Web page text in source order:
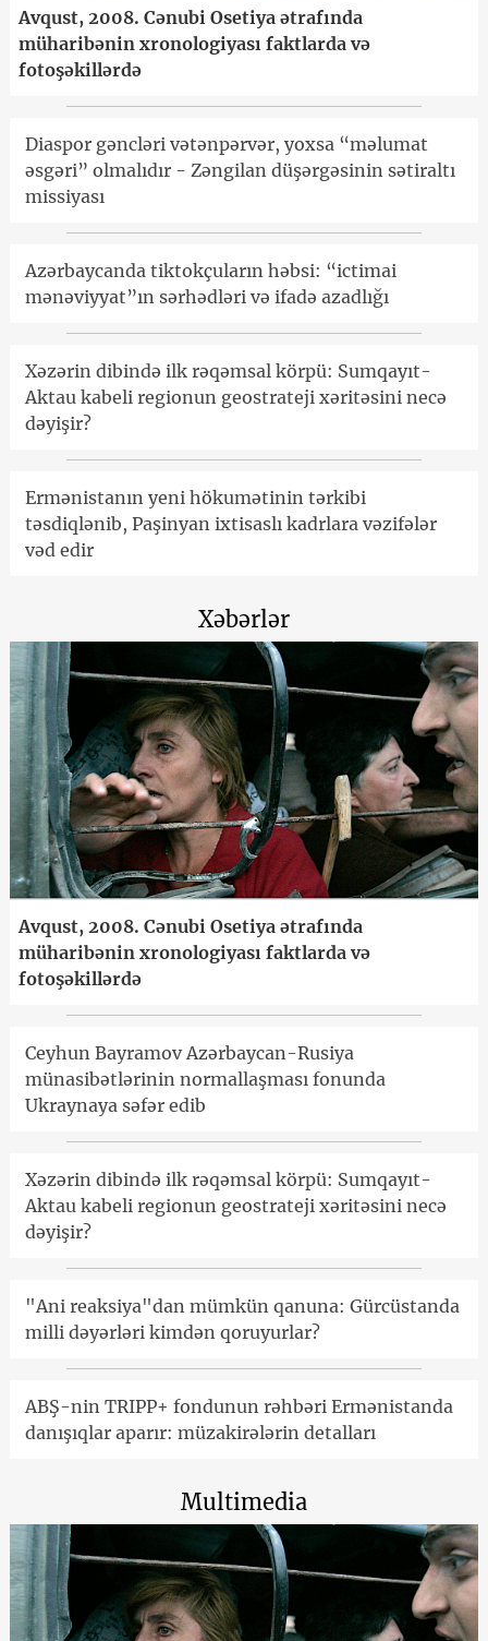
Avqust, 2008. Cənubi Osetiya ətrafında
müharibənin xronologiyası faktlarda və
fotoşəkillərdə
Diaspor gəncləri vətənpərvər, yoxsa “məlumat
əsgəri” olmalıdır - Zəngilan düşərgəsinin sətiraltı
missiyası
Azərbaycanda tiktokçuların həbsi: “ictimai
mənəviyyat”ın sərhədləri və ifadə azadlığı
Xəzərin dibində ilk rəqəmsal körpü: Sumqayıt-
Aktau kabeli regionun geostrateji xəritəsini necə
dəyişir?
Ermənistanın yeni hökumətinin tərkibi
təsdiqlənib, Paşinyan ixtisaslı kadrlara vəzifələr
vəd edir
Xəbərlər
Avqust, 2008. Cənubi Osetiya ətrafında
müharibənin xronologiyası faktlarda və
fotoşəkillərdə
Ceyhun Bayramov Azərbaycan-Rusiya
münasibətlərinin normallaşması fonunda
Ukraynaya səfər edib
Xəzərin dibində ilk rəqəmsal körpü: Sumqayıt-
Aktau kabeli regionun geostrateji xəritəsini necə
dəyişir?
"Ani reaksiya"dan mümkün qanuna: Gürcüstanda
milli dəyərləri kimdən qoruyurlar?
ABŞ-nin TRIPP+ fondunun rəhbəri Ermənistanda
danışıqlar aparır: müzakirələrin detalları
Multimedia